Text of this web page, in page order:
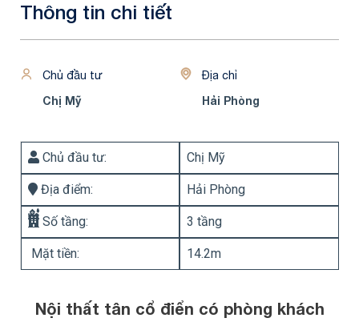
Thông tin chi tiết
Chủ đầu tư
Chị Mỹ
Địa chỉ
Hải Phòng
Chủ đầu tư: Chị Mỹ
Địa điểm: Hải Phòng
Số tầng: 3 tầng
Mặt tiền: 14.2m
Nội thất tân cổ điển có phòng khách